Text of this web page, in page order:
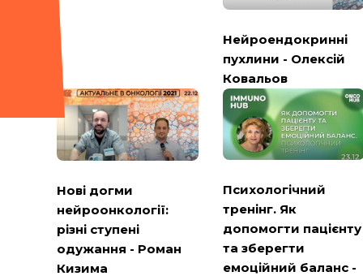
Нейроендокринні
пухлини - Олексій
Ковальов
Нові догми
нейроонкології:
різні ступені
одужання - Роман
Кизима
Психологічний
тренінг. Як
допомогти пацієнту
та зберегти
емоційний баланс -